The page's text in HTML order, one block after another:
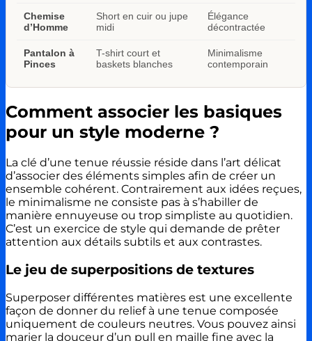
Chemise
d’Homme
Short en cuir ou jupe
midi
Élégance
décontractée
Pantalon à
Pinces
T-shirt court et
baskets blanches
Minimalisme
contemporain
Comment associer les basiques
pour un style moderne ?
La clé d’une tenue réussie réside dans l’art délicat
d’associer des éléments simples afin de créer un
ensemble cohérent. Contrairement aux idées reçues,
le minimalisme ne consiste pas à s’habiller de
manière ennuyeuse ou trop simpliste au quotidien.
C’est un exercice de style qui demande de prêter
attention aux détails subtils et aux contrastes.
Le jeu de superpositions de textures
Superposer différentes matières est une excellente
façon de donner du relief à une tenue composée
uniquement de couleurs neutres. Vous pouvez ainsi
marier la douceur d’un pull en maille fine avec la